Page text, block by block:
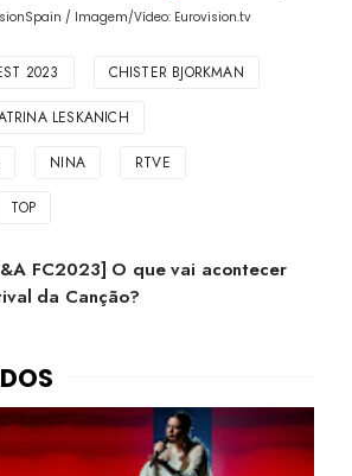
/ Imagem/Vídeo: Eurovision.tv
2023 CHISTER BJORKMAN
LESKANICH
NINA RTVE
TOP
FC2023] O que vai acontecer
da Canção?